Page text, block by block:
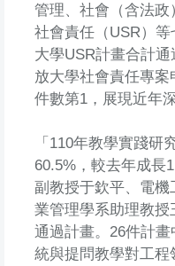
管理、社會（含法
社會責任（USR）
大學USR計畫合計
放大學社會責任專
件數第1，展現近年
「110年教學實踐研
60.5%，較去年成長
副教授于欽平、電
業管理學系助理教
通過計畫。26件計
統與提問教學對工